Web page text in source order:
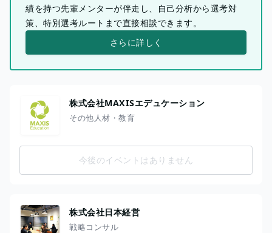
績を持つ先輩メンターが伴走し、自己分析から選考対
策、特別選考ルートまで直接相談できます。
さらに詳しく
株式会社MAXISエデュケーション
その他人材・教育
今後のイベントはありません
株式会社日本経営
戦略コンサル